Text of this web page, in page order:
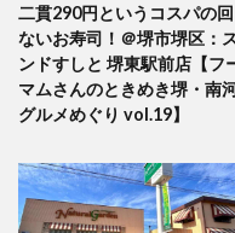
二貫290円というコスパの
ないお寿司！＠堺市堺区：
ンドすしと 堺東駅前店【フ
マムさんのときめき堺・南
グルメめぐり vol.19】